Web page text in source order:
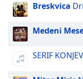
Breskvica
Medeni
SERIF